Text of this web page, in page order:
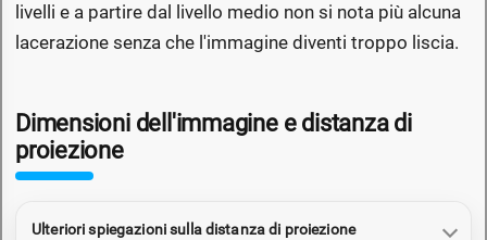
livelli e a partire dal livello medio non si nota più alcuna
lacerazione senza che l'immagine diventi troppo liscia.
Dimensioni dell'immagine e distanza di
proiezione
Ulteriori spiegazioni sulla distanza di proiezione